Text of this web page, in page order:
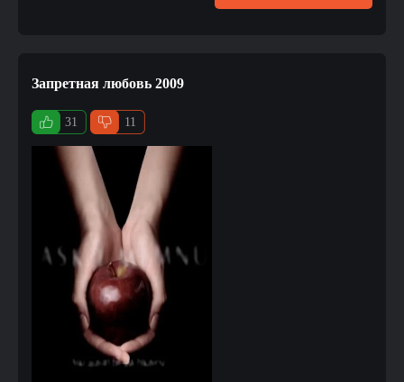
Запретная любовь 2009
31 11